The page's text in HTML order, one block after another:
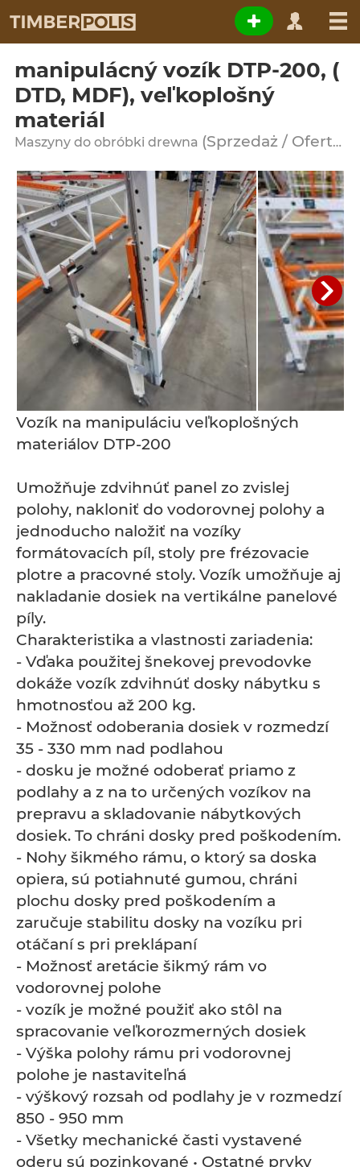
manipulácný vozík DTP-200, (
DTD, MDF), veľkoplošný
materiál
Maszyny do obróbki drewna (Sprzedaż / Oferta)
Vozík na manipuláciu veľkoplošných
materiálov DTP-200
Umožňuje zdvihnúť panel zo zvislej
polohy, nakloniť do vodorovnej polohy a
jednoducho naložiť na vozíky
formátovacích píl, stoly pre frézovacie
plotre a pracovné stoly. Vozík umožňuje aj
nakladanie dosiek na vertikálne panelové
píly.
Charakteristika a vlastnosti zariadenia:
- Vďaka použitej šnekovej prevodovke
dokáže vozík zdvihnúť dosky nábytku s
hmotnosťou až 200 kg.
- Možnosť odoberania dosiek v rozmedzí
35 - 330 mm nad podlahou
- dosku je možné odoberať priamo z
podlahy a z na to určených vozíkov na
prepravu a skladovanie nábytkových
dosiek. To chráni dosky pred poškodením.
- Nohy šikmého rámu, o ktorý sa doska
opiera, sú potiahnuté gumou, chráni
plochu dosky pred poškodením a
zaručuje stabilitu dosky na vozíku pri
otáčaní s pri preklápaní
- Možnosť aretácie šikmý rám vo
vodorovnej polohe
- vozík je možné použiť ako stôl na
spracovanie veľkorozmerných dosiek
- Výška polohy rámu pri vodorovnej
polohe je nastaviteľná
- výškový rozsah od podlahy je v rozmedzí
850 - 950 mm
- Všetky mechanické časti vystavené
oderu sú pozinkované • Ostatné prvky